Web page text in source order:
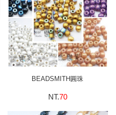
BEADSMITH圓珠
NT.70